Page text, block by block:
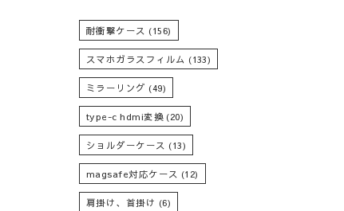
耐衝撃ケース (156)
スマホガラスフィルム (133)
ミラーリング (49)
type-c hdmi変換(20)
ショルダーケース (13)
magsafe対応ケース (12)
肩掛け、首掛け (6)